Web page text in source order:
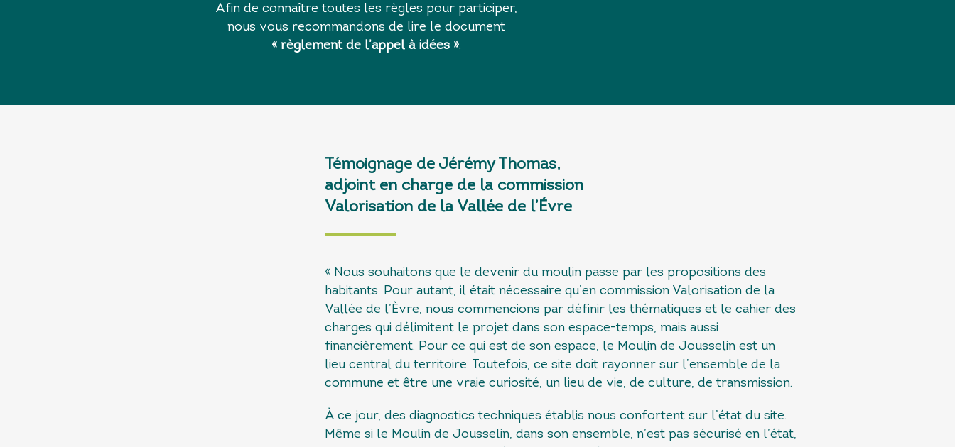
Afin de connaître toutes les règles pour participer,
nous vous recommandons de lire le document
« règlement de l’appel à idées».
Témoignage de Jérémy Thomas,
adjoint en charge de la commission
Valorisation de la Vallée de l’Évre
« Nous souhaitons que le devenir du moulin passe par les propositions des
habitants. Pour autant, il était nécessaire qu’en commission Valorisation de la
Vallée de l’Èvre, nous commencions par définir les thématiques et le cahier des
charges qui délimitent le projet dans son espace-temps, mais aussi
financièrement. Pour ce qui est de son espace, le Moulin de Jousselin est un
lieu central du territoire. Toutefois, ce site doit rayonner sur l’ensemble de la
commune et être une vraie curiosité, un lieu de vie, de culture, de transmission.
À ce jour, des diagnostics techniques établis nous confortent sur l’état du site.
Même si le Moulin de Jousselin, dans son ensemble, n’est pas sécurisé en l’état,